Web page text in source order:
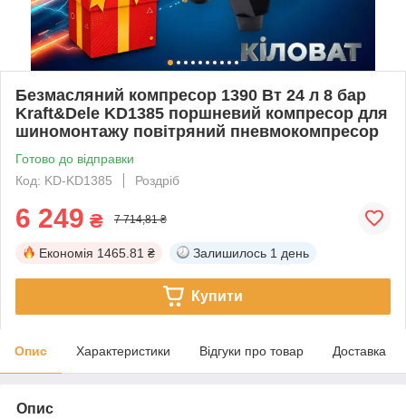
Безмасляний компресор 1390 Вт 24 л 8 бар
Kraft&Dele KD1385 поршневий компресор для
шиномонтажу повітряний пневмокомпресор
Готово до відправки
Код: KD-KD1385
Роздріб
6 249 ₴ 7 714,81 ₴
Економія 1465.81 ₴ Залишилось 1 день
Купити
Опис Характеристики Відгуки про товар Доставка
Опис